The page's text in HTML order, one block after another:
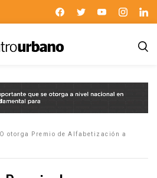
otorga Premio de Alfabetización a